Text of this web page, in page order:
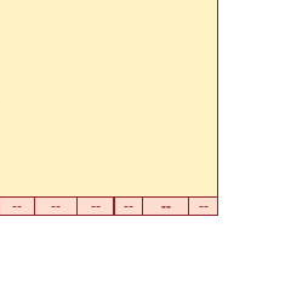
-- -- -- -- --
--